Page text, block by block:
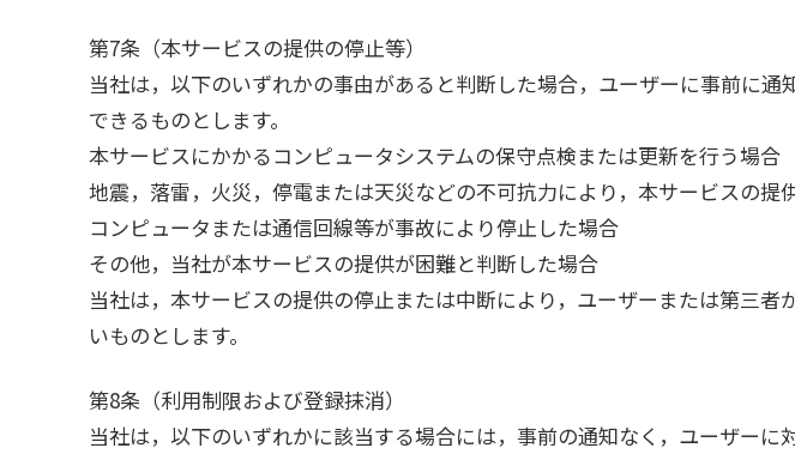
第7条（本サービスの提供の停止等）
当社は，以下のいずれかの事由があると判断した場合，ユーザーに事前に
できるものとします。
本サービスにかかるコンピュータシステムの保守点検または更新を行う場合
地震，落雷，火災，停電または天災などの不可抗力により，本サービスの提
コンピュータまたは通信回線等が事故により停止した場合
その他，当社が本サービスの提供が困難と判断した場合
当社は，本サービスの提供の停止または中断により，ユーザーまたは第三
いものとします。
第8条（利用制限および登録抹消）
当社は，以下のいずれかに該当する場合には，事前の通知なく，ユーザー